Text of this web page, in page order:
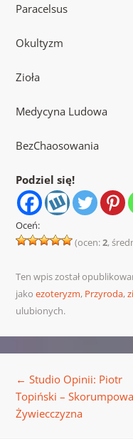
Paracelsus
Okultyzm
Zioła
Medycyna Ludowa
BezChaosowania
Podziel się!
Oceń:
(ocen:2,
Ten wpis został
jako ezoteryzm, Przyroda,
ulubionych.
← Studio Opinii: Piotr
Topiński –
Żywiecczyzna